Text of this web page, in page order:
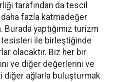
tarafından da tescil
fazla katmadeğer
Burada yaptığımız turizm
ile birleştiğinde
olacaktır. Biz her bir
ve diğer değerlerini ve
diğer ağlarla buluşturmak